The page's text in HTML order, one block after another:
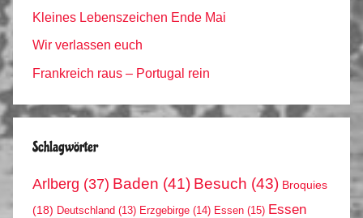
Kleines Lebenszeichen Ende Mai
Wir verlassen euch
Frankreich raus – Portugal rein
Schlagwörter
Arlberg (37) Baden (41) Besuch (43) Broquies
(18) Deutschland (13) Erzgebirge (14) Essen (15) Essen